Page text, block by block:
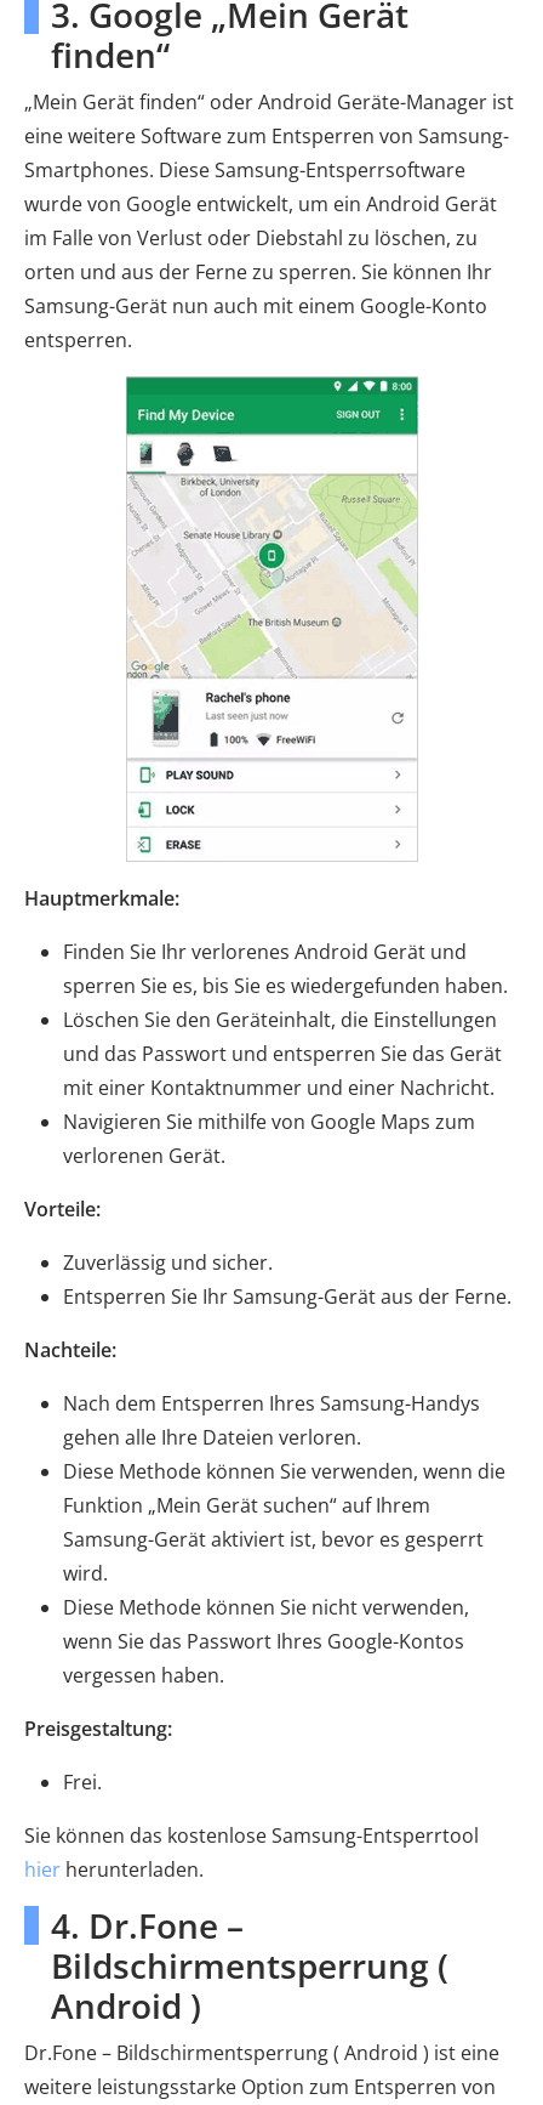
3. Google „Mein Gerät
finden“
„Mein Gerät finden“ oder Android Geräte-Manager ist
eine weitere Software zum Entsperren von Samsung-
Smartphones. Diese Samsung-Entsperrsoftware
wurde von Google entwickelt, um ein Android Gerät
im Falle von Verlust oder Diebstahl zu löschen, zu
orten und aus der Ferne zu sperren. Sie können Ihr
Samsung-Gerät nun auch mit einem Google-Konto
entsperren.
Hauptmerkmale:
Finden Sie Ihr verlorenes Android Gerät und
sperren Sie es, bis Sie es wiedergefunden haben.
Löschen Sie den Geräteinhalt, die Einstellungen
und das Passwort und entsperren Sie das Gerät
mit einer Kontaktnummer und einer Nachricht.
Navigieren Sie mithilfe von Google Maps zum
verlorenen Gerät.
Vorteile:
Zuverlässig und sicher.
Entsperren Sie Ihr Samsung-Gerät aus der Ferne.
Nachteile:
Nach dem Entsperren Ihres Samsung-Handys
gehen alle Ihre Dateien verloren.
Diese Methode können Sie verwenden, wenn die
Funktion „Mein Gerät suchen“ auf Ihrem
Samsung-Gerät aktiviert ist, bevor es gesperrt
wird.
Diese Methode können Sie nicht verwenden,
wenn Sie das Passwort Ihres Google-Kontos
vergessen haben.
Preisgestaltung:
Frei.
Sie können das kostenlose Samsung-Entsperrtool
hier herunterladen.
4. Dr.Fone –
Bildschirmentsperrung (
Android )
Dr.Fone – Bildschirmentsperrung ( Android ) ist eine
weitere leistungsstarke Option zum Entsperren von